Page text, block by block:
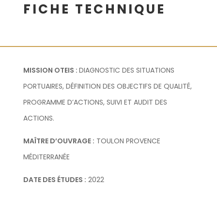
FICHE TECHNIQUE
MISSION OTEIS : DIAGNOSTIC DES SITUATIONS
PORTUAIRES, DÉFINITION DES OBJECTIFS DE QUALITÉ,
PROGRAMME D’ACTIONS, SUIVI ET AUDIT DES
ACTIONS.
MAÎTRE D’OUVRAGE : TOULON PROVENCE
MÉDITERRANÉE
DATE DES ÉTUDES : 2022